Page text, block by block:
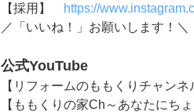
【採用】
https://
／「いいね！」お願いします！＼
公式YouTube
【リフォームのももくりチャン
【ももくりの家Ch～あなたにち